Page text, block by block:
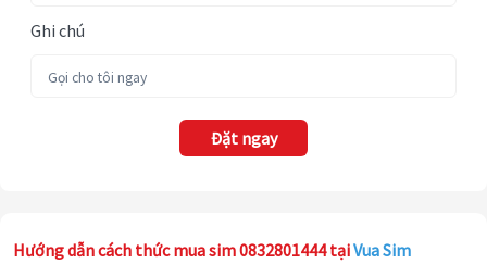
Ghi chú
Đặt ngay
Hướng dẫn cách thức mua sim 0832801444 tạiVua Sim